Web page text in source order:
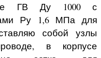
ГВ Ду 1000 с
Ру 1,6 МПа для
собой узлы
в корпусе